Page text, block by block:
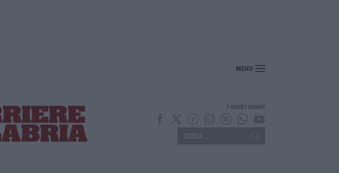
MENU
I nostri canali